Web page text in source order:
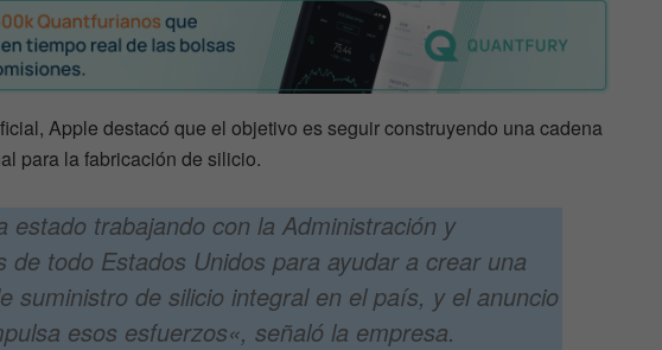
Apple destacó que el objetivo es seguir construyendo una cadena
para la fabricación de silicio.
estado trabajando con la Administración y
de todo Estados Unidos para ayudar a crear una
suministro de silicio integral en el país, y el anuncio
esos esfuerzos«, señaló la empresa.